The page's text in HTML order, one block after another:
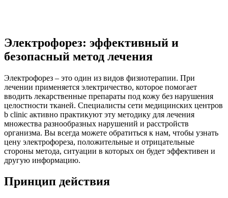
Электрофорез: эффективный и
безопасный метод лечения
Электрофорез – это один из видов физиотерапии. При
лечении применяется электричество, которое помогает
вводить лекарственные препараты под кожу без нарушения
целостности тканей. Специалисты сети медицинских центров
b clinic активно практикуют эту методику для лечения
множества разнообразных нарушений и расстройств
организма. Вы всегда можете обратиться к нам, чтобы узнать
цену электрофореза, положительные и отрицательные
стороны метода, ситуации в которых он будет эффективен и
другую информацию.
Принцип действия